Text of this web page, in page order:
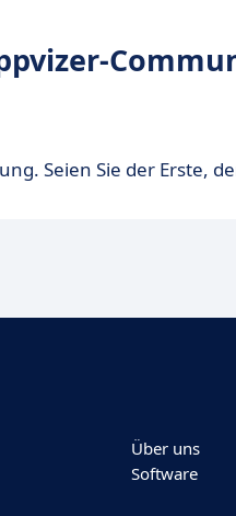
Seien Sie der Erste,
Über uns
Software